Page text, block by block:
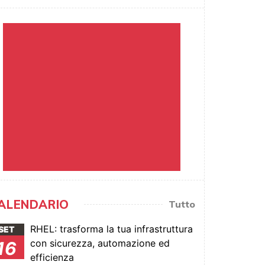
Tutto
RHEL: trasforma la tua infrastruttura
con sicurezza, automazione ed
efficienza